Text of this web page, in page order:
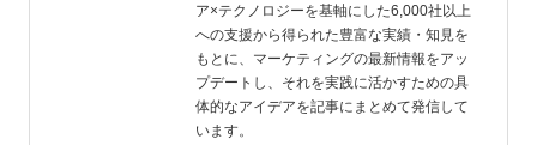
ア×テクノロジーを基軸にした6,000社以上
への支援から得られた豊富な実績・知見を
もとに、マーケティングの最新情報をアッ
プデートし、それを実践に活かすための具
体的なアイデアを記事にまとめて発信して
います。